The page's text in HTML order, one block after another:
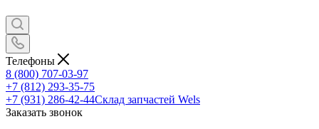
Телефоны
8 (800) 707-03-97
+7 (812) 293-35-75
+7 (931) 286-42-44Склад запчастей Wels
Заказать звонок